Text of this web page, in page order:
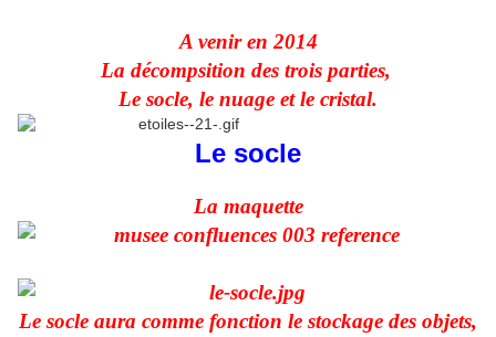
A venir en 2014
La décompsition des trois parties,
Le socle, le nuage et le cristal.
Le socle
La maquette
Le socle aura comme fonction le stockage des objets,